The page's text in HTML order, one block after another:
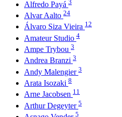
Alfredo Payá
Alvar Aalto 24
Álvaro Siza Vieira 12
Amateur Studio 4
Ampe Trybou 3
Andrea Branzi 3
Andy Malengier 3
Arata Isozaki 8
Arne Jacobsen 11
Arthur Degeyter 5
5